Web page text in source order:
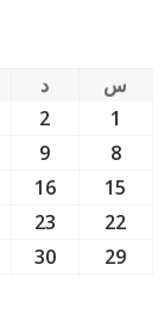
س د
1
2
8
9
15
16
22
23
29
30